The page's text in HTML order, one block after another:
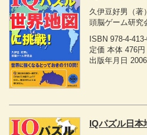
久伊豆好男
（著）
頭脳ゲーム研究
ISBN 978-4-
定価 本体 476円
出版年月日
IQパズル日本